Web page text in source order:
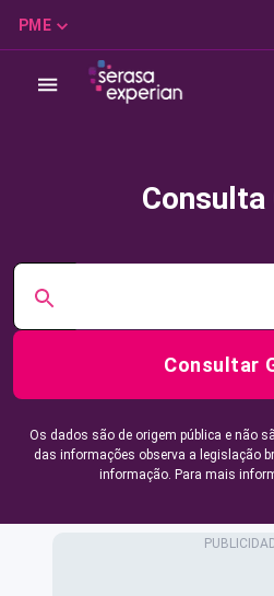
PME
Consulta
Consultar
Os dados são de origem pública e não
das informações observa a legislação
informação. Para mais